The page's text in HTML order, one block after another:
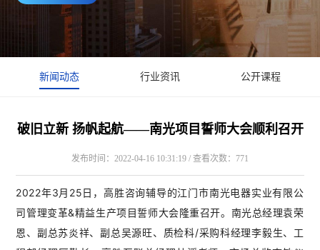
新闻动态 行业资讯 公开课程
破旧立新 扬帆起航——南光项目誓师大会顺利召开
发布时间：2022-04-16 10:31:19 / 查看次数：771
2022年3月25日，高胜咨询辅导的江门市南光电器实业有限公
司管理变革&精益生产项目誓师大会隆重召开。南光总经理袁荣
恩、副总苏炎祥、副总吴源旺、质检科/采购科经理李毅生、工